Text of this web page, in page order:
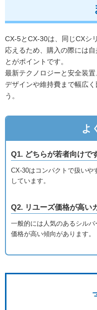
CX-5とCX-30は、同じCXシ
応えるため、購入の際には
とがポイントです。
最新テクノロジーと安全装
デザインや維持費まで幅広
う。
よ
Q1. どちらが若者向けで
CX-30はコンパクトで扱いや
しています。
Q2. リユーズ価格が高い
一般的には人気のあるシル
価格が高い傾向があります。